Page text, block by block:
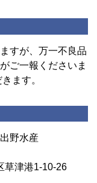
すが、万一不良品
ご一報くださいま
ます。
野水産
草津港1-10-26